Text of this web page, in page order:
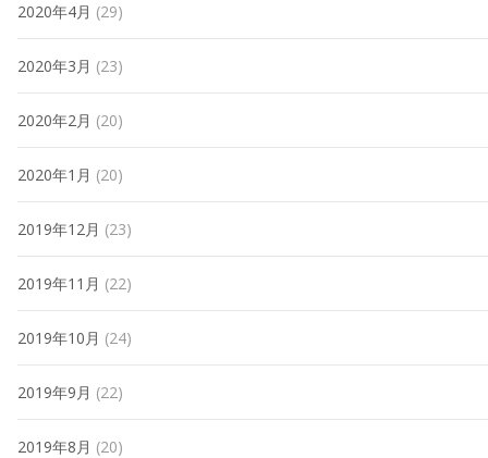
2020年4月 (29)
2020年3月 (23)
2020年2月 (20)
2020年1月 (20)
2019年12月 (23)
2019年11月 (22)
2019年10月 (24)
2019年9月 (22)
2019年8月 (20)